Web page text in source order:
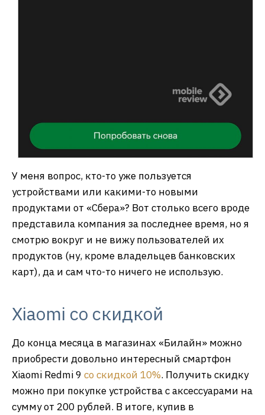
У меня вопрос, кто-то уже пользуется
устройствами или какими-то новыми
продуктами от «Сбера»? Вот столько всего вроде
представила компания за последнее время, но я
смотрю вокруг и не вижу пользователей их
продуктов (ну, кроме владельцев банковских
карт), да и сам что-то ничего не использую.
Xiaomi со скидкой
До конца месяца в магазинах «Билайн» можно
приобрести довольно интересный смартфон
Xiaomi Redmi 9 со скидкой 10%. Получить скидку
можно при покупке устройства с аксессуарами на
сумму от 200 рублей. В итоге, купив в